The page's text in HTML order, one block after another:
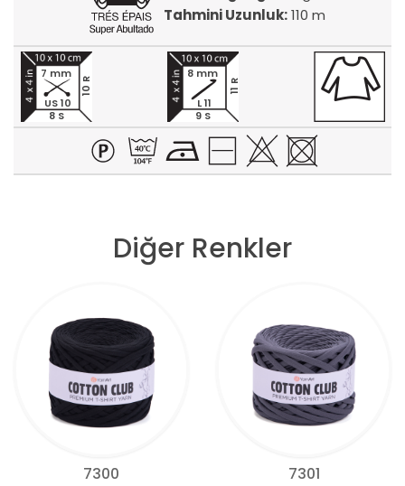
Tahmini Uzunluk:110 m
8 S
10 R
7 mm
US 10
9 S
11 R
8 mm
L 11
Diğer Renkler
7300 7301